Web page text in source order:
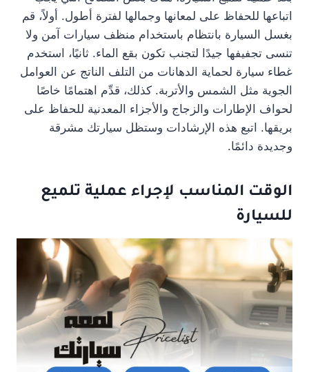
اتباعها للحفاظ على لمعانها وجمالها لفترة أطول. أولاً، قم
بغسل السيارة بانتظام باستخدام منظف سيارات آمن ولا
تنسى تجفيفها جيدًا لتجنب تكون بقع الماء. ثانيًا، استخدم
غطاء سيارة لحماية الدهانات من التلف الناتج عن العوامل
الجوية مثل الشمس والأتربة. كذلك، قدِّم اهتمامًا خاصًا
لحواف الإطارات والزجاج والأجزاء المعدنية للحفاظ على
بريقها. اتبع هذه الإرشادات وستظل سيارتك مشرقة
وجديدة دائمًا.
الوقت المناسب لإجراء عملية تلميع
للسيارة